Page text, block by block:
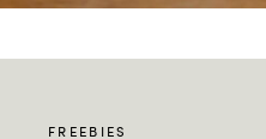
FREEBIES